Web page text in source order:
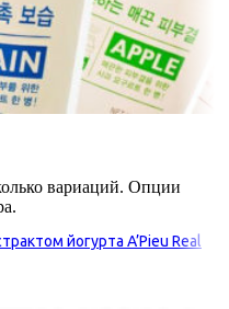
вариаций. Опции
йогурта A’Pieu Real